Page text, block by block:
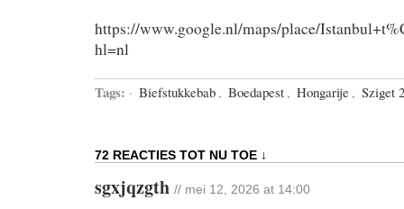
https://www.google.nl/maps/place/
hl=nl
Tags: · Biefstukkebab , Boedapest , Hongarije , Sziget
72 REACTIES TOT NU TOE ↓
sgxjqzgth // mei 12, 2026 at 14:00